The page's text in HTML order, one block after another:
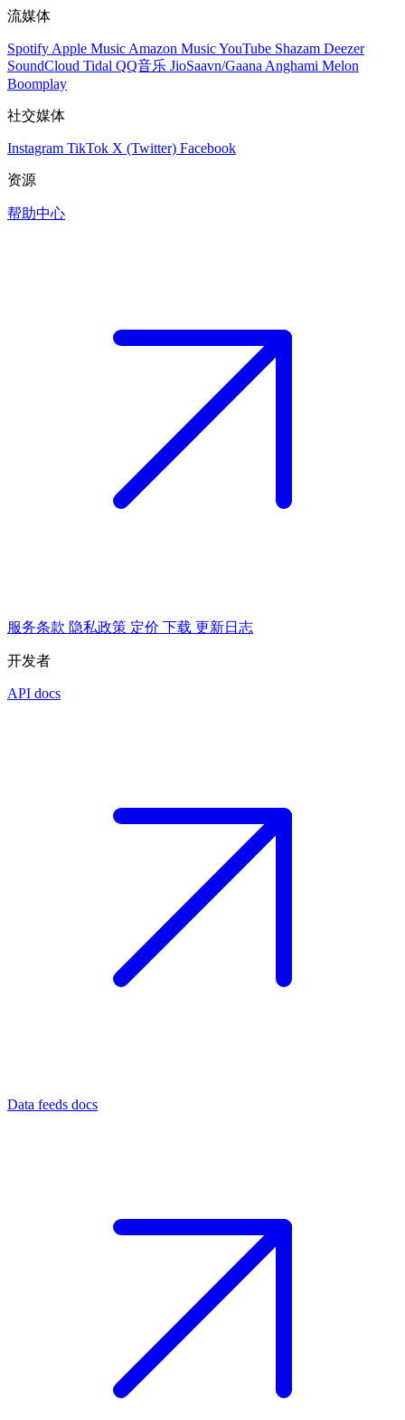
流媒体
Spotify Apple Music Amazon MusicYouTube Shazam Deezer
SoundCloud Tidal QQ音乐 JioSaavn/Gaana Anghami Melon
Boomplay
社交媒体
Instagram TikTok X (Twitter) Facebook
资源
帮助中心
服务条款 隐私政策 定价 下载 更新日志
开发者
API docs
Data feeds docs